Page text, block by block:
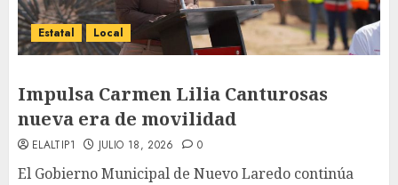
Estatal Local
Impulsa Carmen Lilia Canturosas
nueva era de movilidad
ELALTIP1 JULIO 18, 2026 0
El Gobierno Municipal de Nuevo Laredo continúa